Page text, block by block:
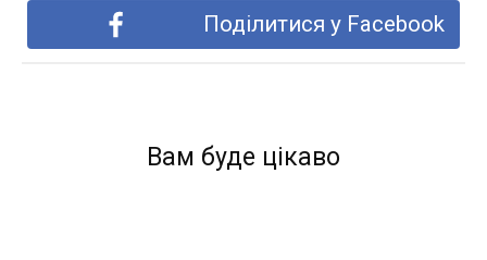
Поділитися у Facebook
Вам буде цікаво